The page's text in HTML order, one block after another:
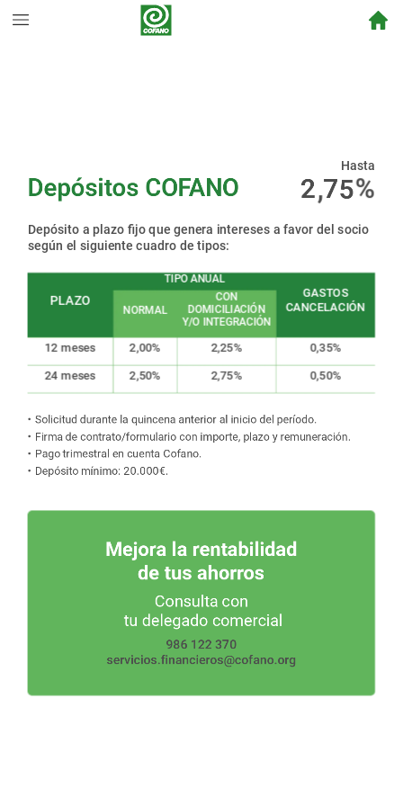
1,25%
Depósitos COFANO
Mejora la rentabilidad
de tus ahorros
Consulta con
tu delegado comercial
986 122 370
servicios.financieros@cofano.org
Hasta
Solicitud durante la quincena anterior al inicio del período.
Firma de contrato/formulario con importe, plazo y remuneración.
Pagotrimestral en cuenta Cofano.
Depósito mínimo: 20.000€.
Depósito a plazo fijo que genera intereses a favor del socio
según el siguiente cuadro de tipos:
PLAZO
TIPO ANUAL
GASTOS
CANCELACIÓN
NORMAL
CON
DOMICILIACIÓN
Y/O INTEGRACIÓN
12 meses 2,00% 2,25% 0,35%
24 meses 2,50% 2,75% 0,50%
2
5
7
8
9
0
7
5
7
8
9
0
5
6
8
9
0